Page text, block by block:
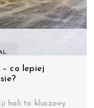
– co lepiej
hali to kluczowy